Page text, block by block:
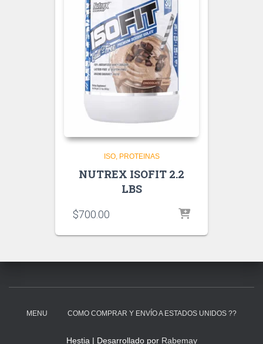
ISO PROTEINAS
NUTREX ISOFIT 2.2
LBS
$700.00
MENU COMO COMPRAR Y ENVÍO A ESTADOS UNIDOS ??
Hestia | Desarrollado por Rabemay